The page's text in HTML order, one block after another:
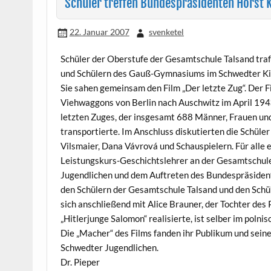
22. Januar 2007 svenketel
Schüler der Oberstufe der Gesamtschule Talsand
und Schülern des Gauß-Gymnasiums im Schwedter
Sie sahen gemeinsam den Film „Der letzte Zug“.
Viehwaggons von Berlin nach Auschwitz im April
letzten Zuges, der insgesamt 688 Männer, Frauen
transportierte. Im Anschluss diskutierten die
Vilsmaier, Dana Vávrová und Schauspielern. Für alle
Leistungskurs-Geschichtslehrer an der
Jugendlichen und dem Auftreten des
den Schülern der Gesamtschule Talsand und den
sich anschließend mit Alice Brauner, der Tochter
„Hitlerjunge Salomon“ realisierte, ist selber im
Die „Macher“ des Films fanden ihr Publikum und
Schwedter Jugendlichen.
Dr. Pieper